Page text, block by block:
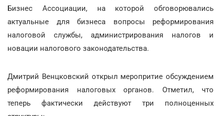
Бизнес Ассоциации, на которой обговорювались
актуальные для бизнеса вопросы реформирования
налоговой службы, администрирования налогов и
новации налогового законодательства.
Дмитрий Венцковский открыл меропритие обсуждением
реформирования налоговых органов. Отметил, что
теперь фактически действуют три полноценных